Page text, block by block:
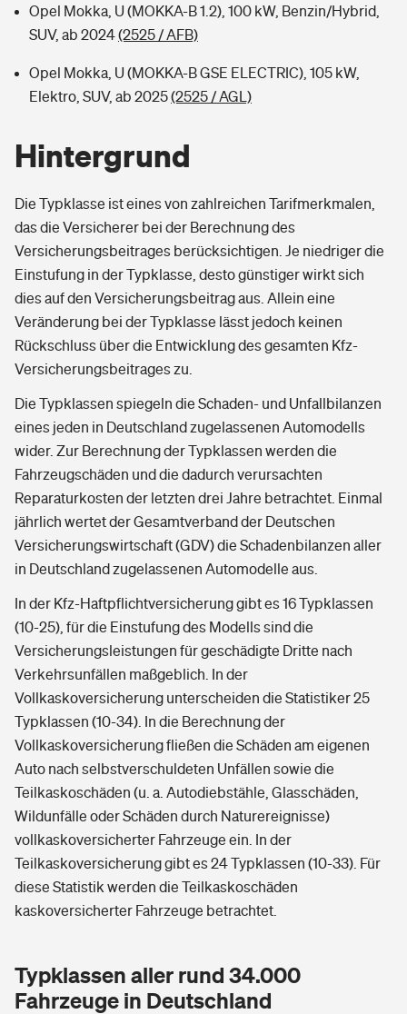
Opel Mokka, U (MOKKA-B 1.2), 100 kW, Benzin/Hybrid,
SUV, ab 2024(2525 / AFB)
Opel Mokka, U (MOKKA-B GSE ELECTRIC), 105 kW,
Elektro, SUV, ab 2025(2525 / AGL)
Hintergrund
Die Typklasse ist eines von zahlreichen Tarifmerkmalen,
das die Versicherer bei der Berechnung des
Versicherungsbeitrages berücksichtigen. Je niedriger die
Einstufung in der Typklasse, desto günstiger wirkt sich
dies auf den Versicherungsbeitrag aus. Allein eine
Veränderung bei der Typklasse lässt jedoch keinen
Rückschluss über die Entwicklung des gesamten Kfz-
Versicherungsbeitrages zu.
Die Typklassen spiegeln die Schaden- und Unfallbilanzen
eines jeden in Deutschland zugelassenen Automodells
wider. Zur Berechnung der Typklassen werden die
Fahrzeugschäden und die dadurch verursachten
Reparaturkosten der letzten drei Jahre betrachtet. Einmal
jährlich wertet der Gesamtverband der Deutschen
Versicherungswirtschaft (GDV) die Schadenbilanzen aller
in Deutschland zugelassenen Automodelle aus.
In der Kfz-Haftpflichtversicherung gibt es 16 Typklassen
(10-25), für die Einstufung des Modells sind die
Versicherungsleistungen für geschädigte Dritte nach
Verkehrsunfällen maßgeblich. In der
Vollkaskoversicherung unterscheiden die Statistiker 25
Typklassen (10-34). In die Berechnung der
Vollkaskoversicherung fließen die Schäden am eigenen
Auto nach selbstverschuldeten Unfällen sowie die
Teilkaskoschäden (u. a. Autodiebstähle, Glasschäden,
Wildunfälle oder Schäden durch Naturereignisse)
vollkaskoversicherter Fahrzeuge ein. In der
Teilkaskoversicherung gibt es 24 Typklassen (10-33). Für
diese Statistik werden die Teilkaskoschäden
kaskoversicherter Fahrzeuge betrachtet.
Typklassen aller rund 34.000
Fahrzeuge in Deutschland